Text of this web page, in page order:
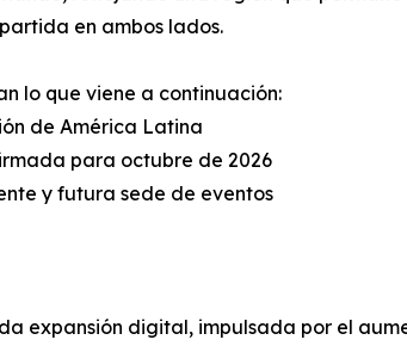
en ambos lados.
lo que viene a continuación:
de América Latina
para octubre de 2026
y futura sede de eventos
expansión digital, impulsada por el